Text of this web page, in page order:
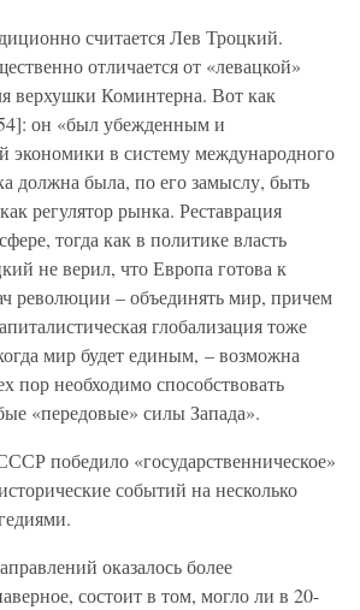
считается Лев Троцкий.
отличается от «левацкой»
верхушки Коминтерна. Вот как
54]: он «был убежденным и
экономики в систему международного
должна была, по его замыслу, быть
регулятор рынка. Реставрация
тогда как в политике власть
не верил, что Европа готова к
революции – объединять мир, причем
глобализация тоже
мир будет единым, – возможна
пор необходимо способствовать
«передовые» силы Запада».
победило «государственническое»
событий на несколько
оказалось более
состоит в том, могло ли в 20-